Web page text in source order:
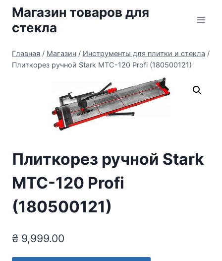
Перейти
содержимому
Магазин товаров для
стекла
Главная / Магазин / Инструменты для плитки и стекла /
Плиткорез ручной Stark MTC-120 Profi (180500121)
Плиткорез ручной Stark
MTC-120 Profi
(180500121)
₴ 9,999.00